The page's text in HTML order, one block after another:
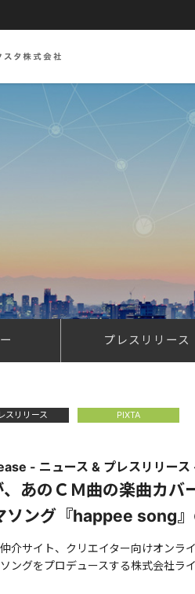
プレスリリース
スリリース PIXTA
- ニュース & プレスリリース
あのＣＭ曲の楽曲カバ
ング『happee song』
介サイト、クリエイター向けオン
ングをプロデュースする株式会社ラ